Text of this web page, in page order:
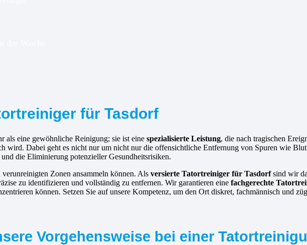
für Tasdorf
als eine gewöhnliche Reinigung; sie ist eine spezialisierte Leistung, die nach tragischen
wird. Dabei geht es nicht nur um nicht nur die offensichtliche Entfernung von Spuren wie
die Eliminierung potenzieller Gesundheitsrisiken.
Zonen ansammeln können. Als versierte Tatortreiniger für Tasdorfsind wir
zu identifizieren und vollständig zu entfernen. Wir garantieren eine fachgerechte
können. Setzen Sie auf unsere Kompetenz, um den Ort diskret, fachmännisch und
Vorgehensweise bei einer